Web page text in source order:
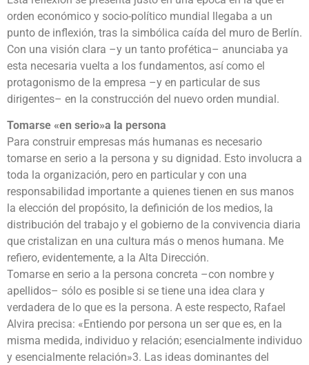
orden económico y socio-político mundial llegaba a un
punto de inflexión, tras la simbólica caída del muro de Berlín.
Con una visión clara –y un tanto profética– anunciaba ya
esta necesaria vuelta a los fundamentos, así como el
protagonismo de la empresa –y en particular de sus
dirigentes– en la construcción del nuevo orden mundial.
Tomarse «en serio»a la persona
Para construir empresas más humanas es necesario
tomarse en serio a la persona y su dignidad. Esto involucra a
toda la organización, pero en particular y con una
responsabilidad importante a quienes tienen en sus manos
la elección del propósito, la definición de los medios, la
distribución del trabajo y el gobierno de la convivencia diaria
que cristalizan en una cultura más o menos humana. Me
refiero, evidentemente, a la Alta Dirección.
Tomarse en serio a la persona concreta –con nombre y
apellidos– sólo es posible si se tiene una idea clara y
verdadera de lo que es la persona. A este respecto, Rafael
Alvira precisa: «Entiendo por persona un ser que es, en la
misma medida, individuo y relación; esencialmente individuo
y esencialmente relación»3. Las ideas dominantes del